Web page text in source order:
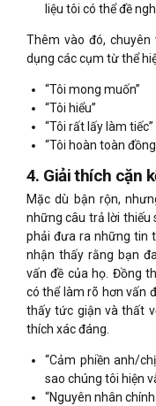
liệu tôi có thể đề
Thêm vào đó,
dụng các cụm từ thể
“Tôi mong muốn”
“Tôi hiểu”
“Tôi rất lấy làm
“Tôi hoàn toàn đồng
4. Giải thích cặn
Mặc dù bận rộn,
những câu trả lời thiếu
phải đưa ra những tin
nhận thấy rằng bạn
vấn đề của họ. Đồng
có thể làm rõ hơn vấn
thấy tức giận và thất
thích xác đáng.
“Cảm phiền anh/
sao chúng tôi hiện
“Nguyên nhân